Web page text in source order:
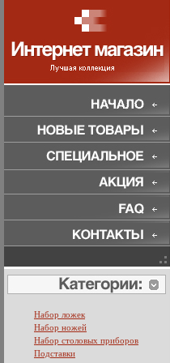
Набор ложек
Набор ножей
Набор столовых приборов
Подставки